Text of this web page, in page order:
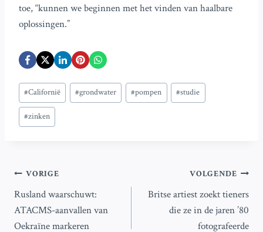
toe, “kunnen we beginnen met het vinden van haalbare
oplossingen.”
Bericht
tags:
#Californië #grondwater #pompen #studie
#zinken
Bericht
navigatie
VORIGE
Rusland waarschuwt:
ATACMS-aanvallen van
Oekraïne markeren
VOLGENDE
Britse artiest zoekt tieners
die ze in de jaren ’80
fotografeerde